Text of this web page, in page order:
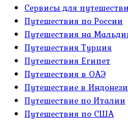
Сервисы для
Путешествия по России
Путешествия на
Путешествия Турция
Путешествия Египет
Путешествия в ОАЭ
Путешествие в
Путешествие по Италии
Путешествия по США